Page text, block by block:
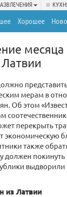
Хорошее
месяца
мерам в
Об этом
перекрыть
экономическую
также
должен
из Латвии